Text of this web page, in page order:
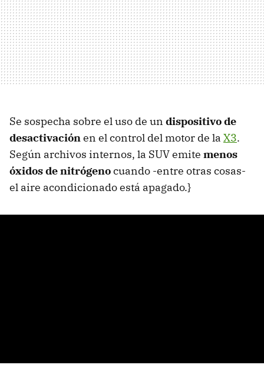
Se sospecha sobre el uso de un dispositivo de
desactivaciónen el control del motor de la X3.
Según archivos internos, la SUV emite menos
óxidos de nitrógenocuando -entre otras cosas-
el aire acondicionado está apagado.}